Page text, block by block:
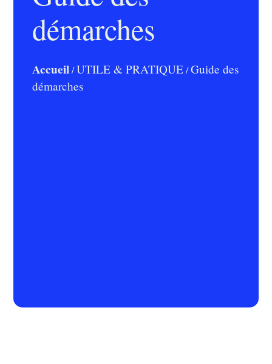
démarches
Accueil/UTILE & PRATIQUE/Guide des
démarches